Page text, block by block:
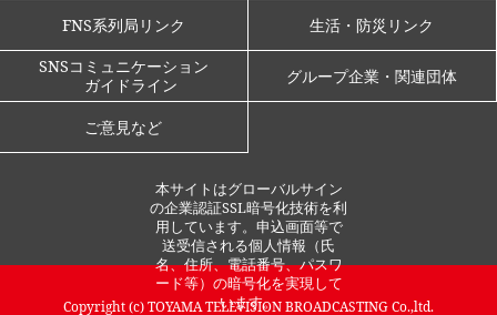
FNS系列局リンク
生活・防災リンク
SNSコミュニケーション
ガイドライン
グループ企業・関連団体
ご意見など
本サイトはグローバルサイン
の企業認証SSL暗号化技術を利
用しています。申込画面等で
送受信される個人情報（氏
名、住所、電話番号、パスワ
ード等）の暗号化を実現して
います。
Copyright (c)TOYAMA TELEVISION BROADCASTINGCo.,ltd.